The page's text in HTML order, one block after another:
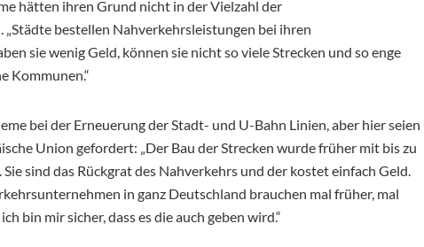
hätten ihren Grund nicht in der Vielzahl der
bestellen Nahverkehrsleistungen bei ihren
sie wenig Geld, können sie nicht so viele Strecken und so enge
Kommunen.“
bei der Erneuerung der Stadt- und U-Bahn Linien, aber hier seien
Union gefordert: „Der Bau der Strecken wurde früher mit bis zu
sind das Rückgrat des Nahverkehrs und der kostet einfach Geld.
in ganz Deutschland brauchen mal früher, mal
bin mir sicher, dass es die auch geben wird.“